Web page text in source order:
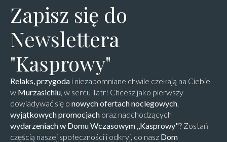
Zapisz się do
Newslettera
"Kasprowy"
Relaks, przygoda i niezapomniane chwile czekają na Ciebie
w Murzasichlu, w sercu Tatr! Chcesz jako pierwszy
dowiadywać się o nowych ofertach noclegowych,
wyjątkowych promocjach oraz nadchodzących
wydarzeniach w Domu Wczasowym ,,Kasprowy"? Zostań
częścią naszej społeczności i odkryj, co nasz Dom